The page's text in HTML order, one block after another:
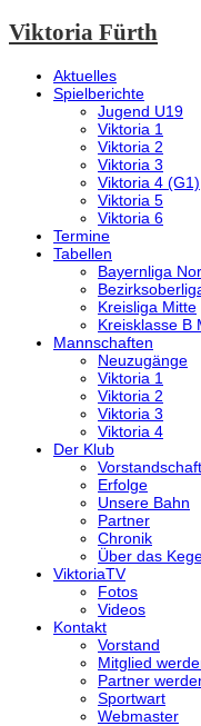
Viktoria Fürth
Aktuelles
Spielberichte
Jugend U19
Viktoria 1
Viktoria 2
Viktoria 3
Viktoria 4 (G1)
Viktoria 5
Viktoria 6
Termine
Tabellen
Bayernliga
Kreisliga Mitte
Kreisklasse B
Mannschaften
Neuzugänge
Viktoria 1
Viktoria 2
Viktoria 3
Viktoria 4
Der Klub
Vorstandschaft
Erfolge
Unsere Bahn
Partner
Chronik
Über das
ViktoriaTV
Fotos
Videos
Kontakt
Vorstand
Mitglied
Partner
Sportwart
Webmaster